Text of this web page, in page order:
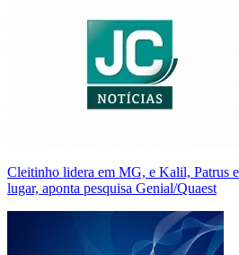
Cleitinho lidera em MG, e Kalil, Patrus e
lugar, aponta pesquisa Genial/Quaest